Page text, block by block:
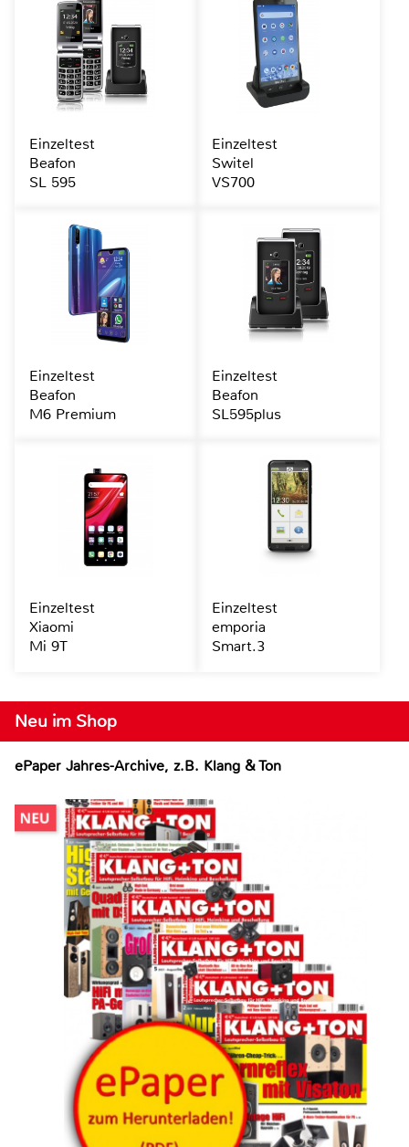
Neu im Shop
ePaper Jahres-Archive, z.B. Klang & Ton
Einzeltest
Beafon
SL 595
Einzeltest
Switel
VS700
Einzeltest
Beafon
M6 Premium
Einzeltest
Beafon
SL595plus
Einzeltest
Xiaomi
Mi 9T
Einzeltest
emporia
Smart.3